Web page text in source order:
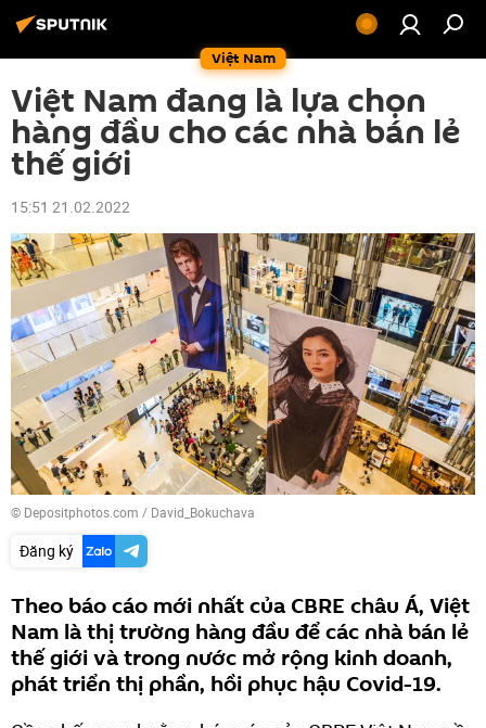
Việt Nam
Việt Nam đang là lựa chọn
hàng đầu cho các nhà bán lẻ
thế giới
15:51 21.02.2022
© Depositphotos.com / David_Bokuchava
Đăng ký
Theo báo cáo mới nhất của CBRE châu Á, Việt
Nam là thị trường hàng đầu để các nhà bán lẻ
thế giới và trong nước mở rộng kinh doanh,
phát triển thị phần, hồi phục hậu Covid-19.